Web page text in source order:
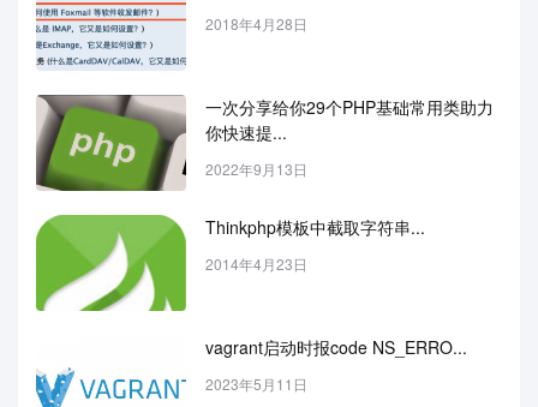
2018年4月28日
一次分享给你29个PHP基础常用类助力
你快速提...
2022年9月13日
Thinkphp模板中截取字符串...
2014年4月23日
vagrant启动时报code NS_ERRO...
2023年5月11日